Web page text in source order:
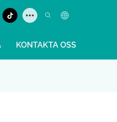
KONTAKTA OSS